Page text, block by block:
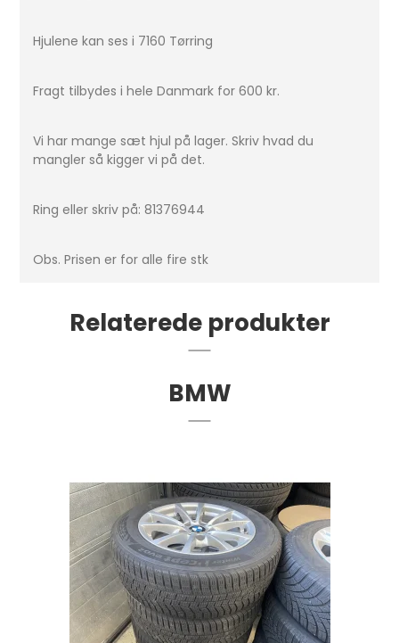
Hjulene kan ses i 7160 Tørring
Fragt tilbydes i hele Danmark for 600 kr.
Vi har mange sæt hjul på lager. Skriv hvad du
mangler så kigger vi på det.
Ring eller skriv på: 81376944
Obs. Prisen er for alle fire stk
Relaterede produkter
BMW